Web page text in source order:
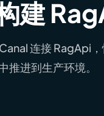
建
连接 RagApi
推进到生产环境。